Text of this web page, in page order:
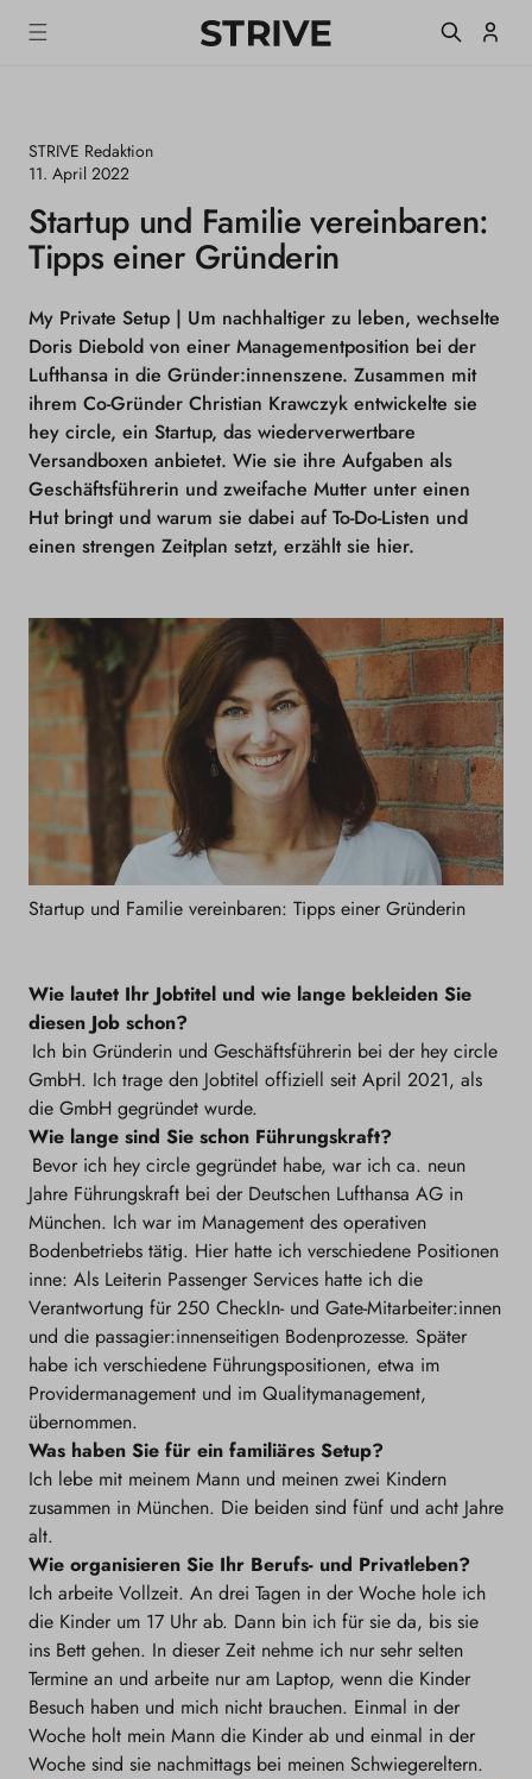
S
T
a
z
i
STRIVE Redaktion
11. April 2022
Startup und Familie vereinbaren:
Tipps einer Gründerin
My Private Setup | Um nachhaltiger zu leben, wechselte
Doris Diebold von einer Managementposition bei der
Lufthansa in die Gründer:innenszene. Zusammen mit
ihrem Co-Gründer Christian Krawczyk entwickelte sie
hey circle, ein Startup, das wiederverwertbare
Versandboxen anbietet. Wie sie ihre Aufgaben als
Geschäftsführerin und zweifache Mutter unter einen
Hut bringt und warum sie dabei auf To-Do-Listen und
einen strengen Zeitplan setzt, erzählt sie hier.
Startup und Familie vereinbaren: Tipps einer Gründerin
Wie lautet Ihr Jobtitel und wie lange bekleiden Sie
diesen Job schon?
Ich bin Gründerin und Geschäftsführerin bei der hey circle
GmbH. Ich trage den Jobtitel offiziell seit April 2021, als
die GmbH gegründet wurde.
Wie lange sind Sie schon Führungskraft?
Bevor ich hey circle gegründet habe, war ich ca. neun
Jahre Führungskraft bei der Deutschen Lufthansa AG in
München. Ich war im Management des operativen
Bodenbetriebs tätig. Hier hatte ich verschiedene Positionen
inne: Als Leiterin Passenger Services hatte ich die
Verantwortung für 250 CheckIn- und Gate-Mitarbeiter:innen
und die passagier:innenseitigen Bodenprozesse. Später
habe ich verschiedene Führungspositionen, etwa im
Providermanagement und im Qualitymanagement,
übernommen.
Was haben Sie für ein familiäres Setup?
Ich lebe mit meinem Mann und meinen zwei Kindern
zusammen in München. Die beiden sind fünf und acht Jahre
alt.
Wie organisieren Sie Ihr Berufs- und Privatleben?
Ich arbeite Vollzeit. An drei Tagen in der Woche hole ich
die Kinder um 17 Uhr ab. Dann bin ich für sie da, bis sie
ins Bett gehen. In dieser Zeit nehme ich nur sehr selten
Termine an und arbeite nur am Laptop, wenn die Kinder
Besuch haben und mich nicht brauchen. Einmal in der
Woche holt mein Mann die Kinder ab und einmal in der
Woche sind sie nachmittags bei meinen Schwiegereltern.